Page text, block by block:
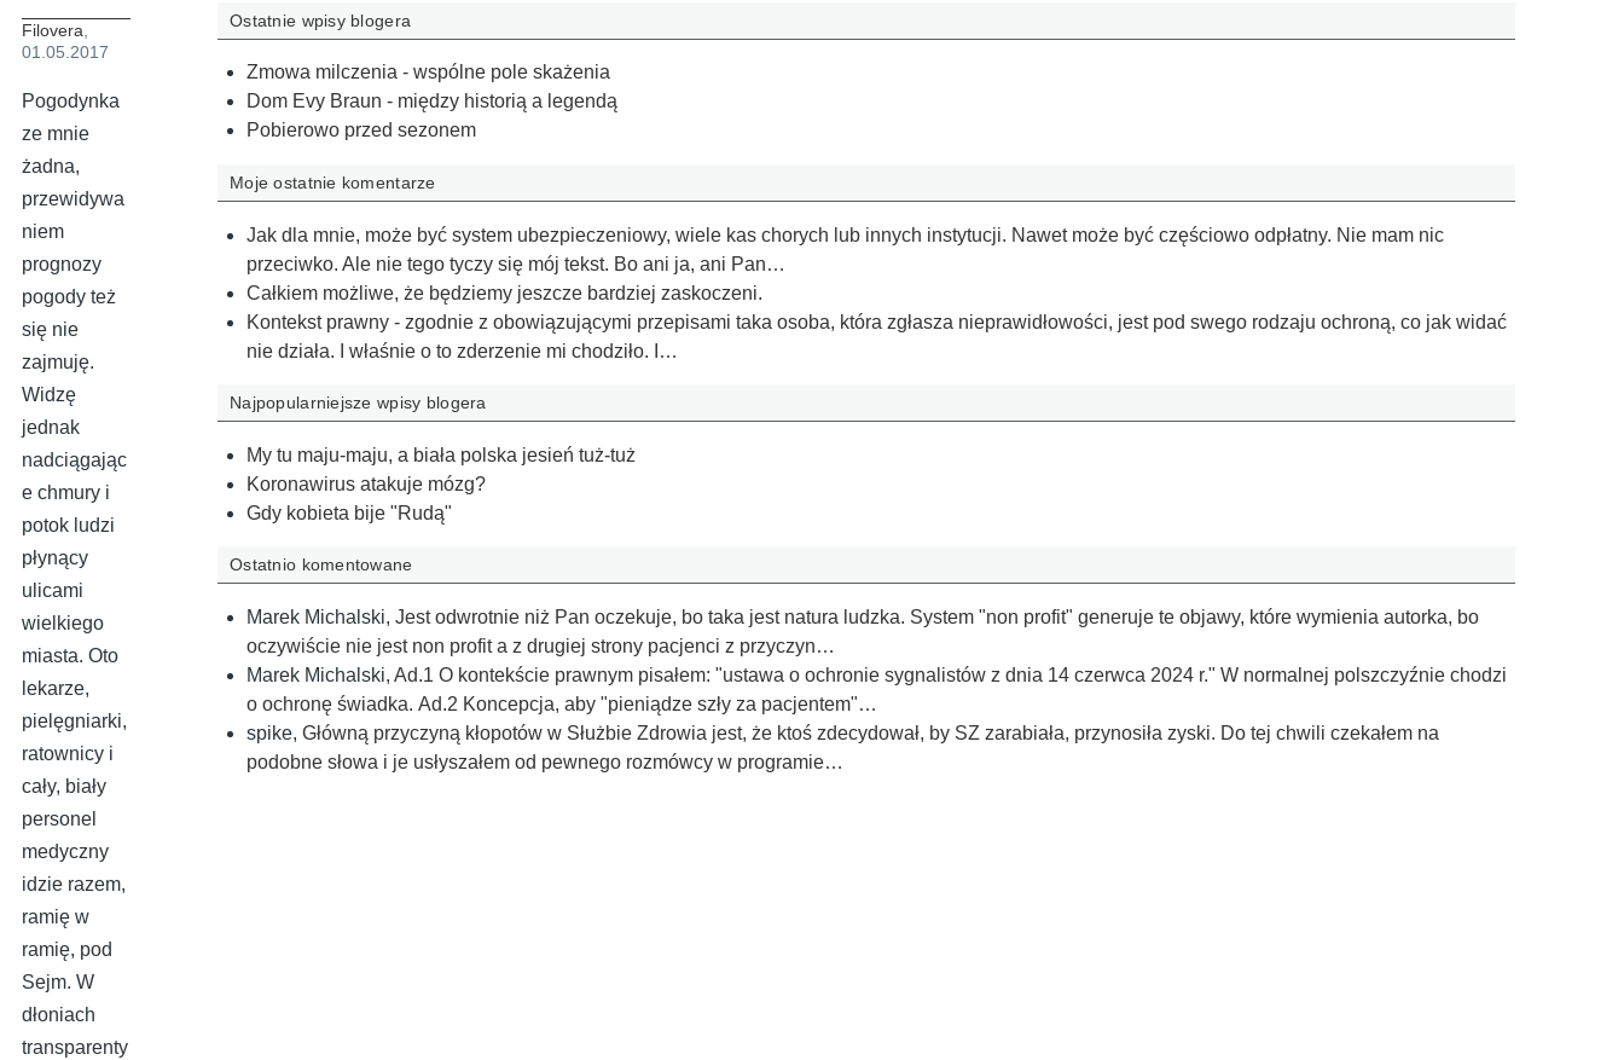
Filovera,
01.05.2017
Pogodynka
ze mnie
żadna,
przewidywa
niem
prognozy
pogody też
się nie
zajmuję.
Widzę
jednak
nadciągając
e chmury i
potok ludzi
płynący
ulicami
wielkiego
miasta. Oto
lekarze,
pielęgniarki,
ratownicy i
cały, biały
personel
medyczny
idzie razem,
ramię w
ramię, pod
Sejm. W
dłoniach
transparenty
Ostatnie wpisy blogera
Zmowa milczenia - wspólne pole skażenia
Dom Evy Braun - między historią a legendą
Pobierowo przed sezonem
Moje ostatnie komentarze
Jak dla mnie, może być system ubezpieczeniowy, wiele kas chorych lub innych instytucji. Nawet może być częściowo odpłatny. Nie mam nic
przeciwko. Ale nie tego tyczy się mój tekst. Bo ani ja, ani Pan…
Całkiem możliwe, że będziemy jeszcze bardziej zaskoczeni.
Kontekst prawny - zgodnie z obowiązującymi przepisami taka osoba, która zgłasza nieprawidłowości, jest pod swego rodzaju ochroną, co jak widać
nie działa. I właśnie o to zderzenie mi chodziło. I…
Najpopularniejsze wpisy blogera
My tu maju-maju, a biała polska jesień tuż-tuż
Koronawirus atakuje mózg?
Gdy kobieta bije "Rudą"
Ostatnio komentowane
Marek Michalski, Jest odwrotnie niż Pan oczekuje, bo taka jest natura ludzka. System "non profit" generuje te objawy, które wymienia autorka, bo
oczywiście nie jest non profit a z drugiej strony pacjenci z przyczyn…
Marek Michalski, Ad.1 O kontekście prawnym pisałem: "ustawa o ochronie sygnalistów z dnia 14 czerwca 2024 r." W normalnej polszczyźnie chodzi
o ochronę świadka. Ad.2 Koncepcja, aby "pieniądze szły za pacjentem"…
spike, Główną przyczyną kłopotów w Służbie Zdrowia jest, że ktoś zdecydował, by SZ zarabiała, przynosiła zyski. Do tej chwili czekałem na
podobne słowa i je usłyszałem od pewnego rozmówcy w programie…